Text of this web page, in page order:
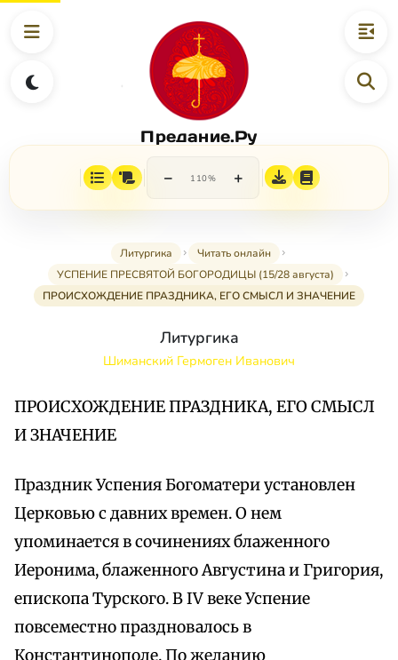
Предание.Ру
− 110% +
Литургика
Читать онлайн
УСПЕНИЕ ПРЕСВЯТОЙ БОГОРОДИЦЫ (15/28 августа)
ПРОИСХОЖДЕНИЕ ПРАЗДНИКА, ЕГО СМЫСЛ И ЗНАЧЕНИЕ
Литургика
Шиманский Гермоген Иванович
ПРОИСХОЖДЕНИЕ ПРАЗДНИКА, ЕГО СМЫСЛ
И ЗНАЧЕНИЕ
Праздник Успения Богоматери установлен
Церковью с давних времен. О нем
упоминается в сочинениях блаженного
Иеронима, блаженного Августина и Григория,
епископа Турского. В IV веке Успение
повсеместно праздновалось в
Константинополе. По желанию